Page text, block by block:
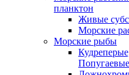
планктон
Живые
Морские
Морские рыбы
Попугаевые